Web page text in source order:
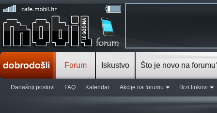
Forum
Današnji postovi FAQ Kalendar Akcije na forumu Brzi linkovi
Iskustvo Što je novo na